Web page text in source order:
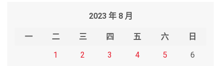
2023 年 8 月
一 二 三 四 五 六
日
1
2 3 4 5 6